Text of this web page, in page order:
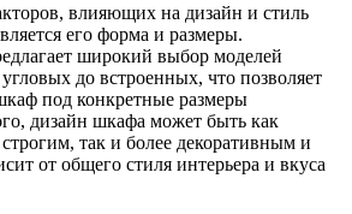
влияющих на дизайн и стиль
его форма и размеры.
широкий выбор моделей
до встроенных, что позволяет
под конкретные размеры
дизайн шкафа может быть как
так и более декоративным и
от общего стиля интерьера и вкуса